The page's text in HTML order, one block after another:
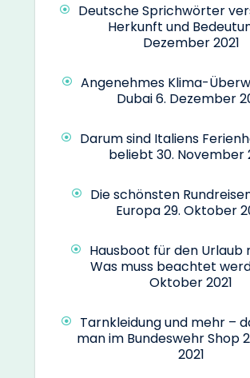
Deutsche Sprichwörter
Herkunft und
Dezember 2021
Angenehmes Klima-
Dubai6. Dezember
Darum sind Italiens
beliebt 30. November
Die schönsten
Europa29. Oktober
Hausboot für den Urlaub
Was muss beachtet
Oktober 2021
Tarnkleidung und mehr –
man im Bundeswehr Shop
2021